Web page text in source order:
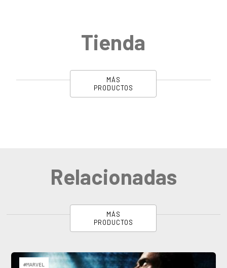
Tienda
MÁS
PRODUCTOS
Relacionadas
MÁS
PRODUCTOS
#MARVEL